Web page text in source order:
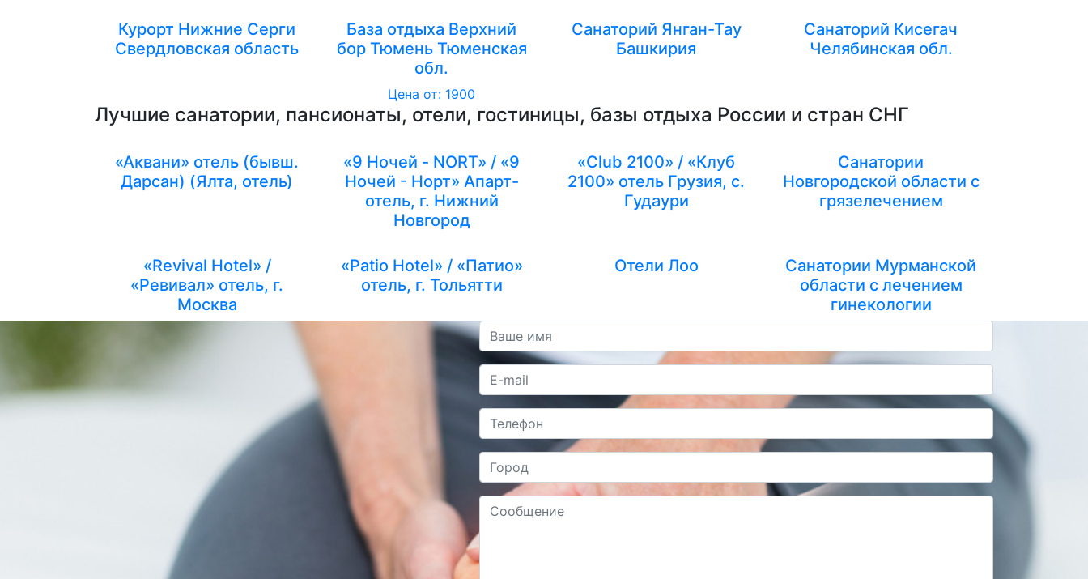
Курорт Нижние Серги
Свердловская область
База отдыха Верхний
бор Тюмень Тюменская
обл.
Цена от: 1900
Санаторий Янган-Тау
Башкирия
Санаторий Кисегач
Челябинская обл.
Лучшие санатории, пансионаты, отели, гостиницы, базы отдыха России и стран СНГ
«Аквани» отель (бывш.
Дарсан) (Ялта, отель)
«9 Ночей - NORT» / «9
Ночей - Норт» Апарт-
отель, г. Нижний
Новгород
«Club 2100» / «Клуб
2100» отель Грузия, с.
Гудаури
Санатории
Новгородской области с
грязелечением
«Revival Hotel» /
«Ревивал» отель, г.
Москва
«Patio Hotel» / «Патио»
отель, г. Тольятти
Отели Лоо
Санатории Мурманской
области с лечением
гинекологии